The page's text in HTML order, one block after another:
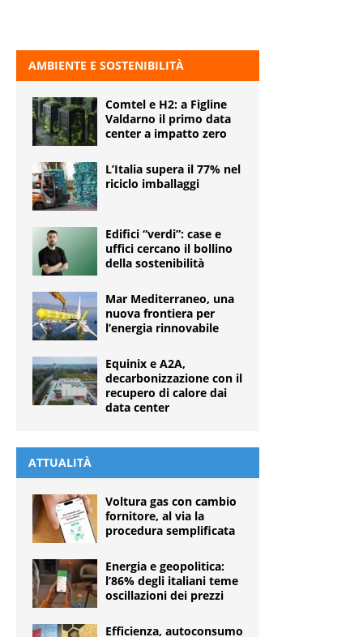
AMBIENTE E SOSTENIBILITÀ
Comtel e H2: a Figline
Valdarno il primo data
center a impatto zero
L’Italia supera il 77% nel
riciclo imballaggi
Edifici “verdi”: case e
uffici cercano il bollino
della sostenibilità
Mar Mediterraneo, una
nuova frontiera per
l’energia rinnovabile
Equinix e A2A,
decarbonizzazione con il
recupero di calore dai
data center
ATTUALITÀ
Voltura gas con cambio
fornitore, al via la
procedura semplificata
Energia e geopolitica:
l’86% degli italiani teme
oscillazioni dei prezzi
Efficienza, autoconsumo